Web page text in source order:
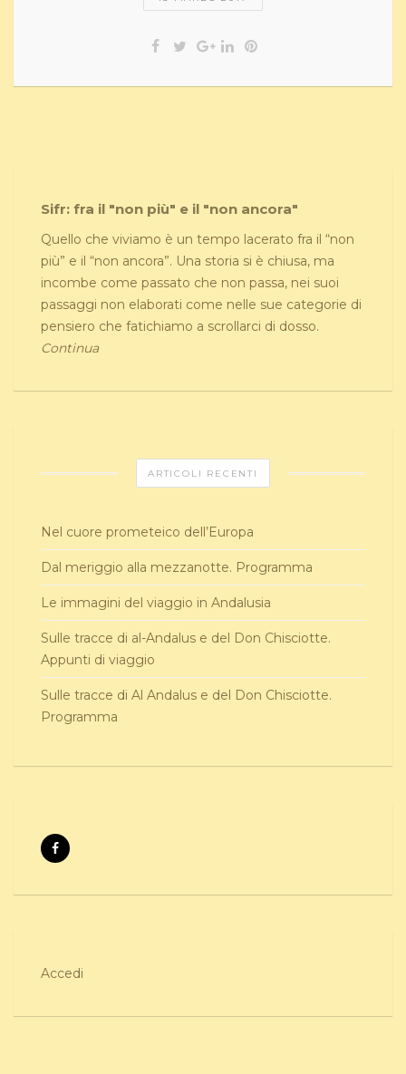
Sifr: fra il "non più" e il "non ancora"
Quello che viviamo è un tempo lacerato fra il “non
più” e il “non ancora”. Una storia si è chiusa, ma
incombe come passato che non passa, nei suoi
passaggi non elaborati come nelle sue categorie di
pensiero che fatichiamo a scrollarci di dosso.
Continua
ARTICOLI RECENTI
Nel cuore prometeico dell’Europa
Dal meriggio alla mezzanotte. Programma
Le immagini del viaggio in Andalusia
Sulle tracce di al-Andalus e del Don Chisciotte.
Appunti di viaggio
Sulle tracce di Al Andalus e del Don Chisciotte.
Programma
Accedi